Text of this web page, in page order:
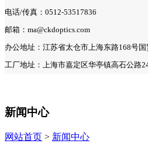
电话/传真：0512-53517836
邮箱：ma@ckdoptics.com
办公地址：江苏省太仓市上海东路168号
工厂地址：上海市嘉定区华亭镇高石公路
新闻中心
网站首页 > 新闻中心